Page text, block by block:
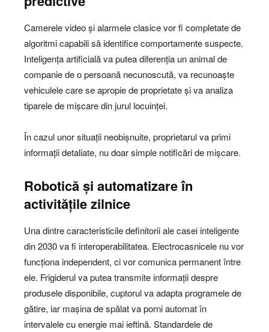
Camerele video și alarmele clasice vor fi completate de
algoritmi capabili să identifice comportamente suspecte.
Inteligența artificială va putea diferenția un animal de
companie de o persoană necunoscută, va recunoaște
vehiculele care se apropie de proprietate și va analiza
tiparele de mișcare din jurul locuinței.
În cazul unor situații neobișnuite, proprietarul va primi
informații detaliate, nu doar simple notificări de mișcare.
Robotică și automatizare în
activitățile zilnice
Una dintre caracteristicile definitorii ale casei inteligente
din 2030 va fi interoperabilitatea. Electrocasnicele nu vor
funcționa independent, ci vor comunica permanent între
ele. Frigiderul va putea transmite informații despre
produsele disponibile, cuptorul va adapta programele de
gătire, iar mașina de spălat va porni automat în
intervalele cu energie mai ieftină. Standardele de